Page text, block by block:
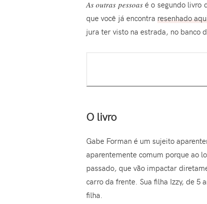
As outras pessoasé o segundo livro
que você já encontra resenhado
jura ter visto na estrada, no banco
O livro
Gabe Forman é um sujeito
aparentemente comum porque ao
passado, que vão impactar
carro da frente. Sua filha Izzy, de 5
filha.